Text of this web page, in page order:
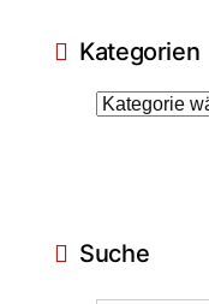
Kategorien
Suche